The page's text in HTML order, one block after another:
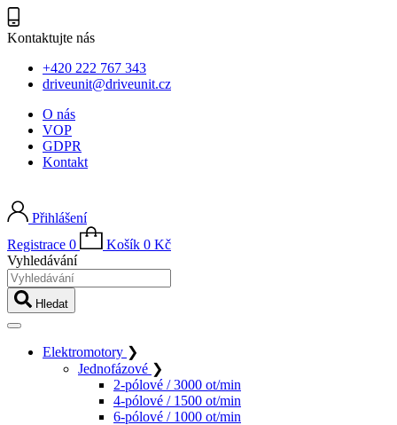
Kontaktujte nás
+420 222 767 343
driveunit@driveunit.cz
O nás
VOP
GDPR
Kontakt
Přihlášení
Registrace 0 Košík 0 Kč
Vyhledávání
Hledat
Elektromotory ❯
Jednofázové ❯
2-pólové / 3000 ot/min
4-pólové / 1500 ot/min
6-pólové / 1000 ot/min